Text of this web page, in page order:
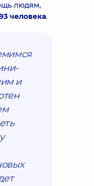
людям,
человека.
и